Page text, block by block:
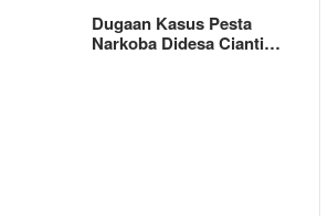
Dugaan Kasus Pesta
Narkoba Didesa Cianti…